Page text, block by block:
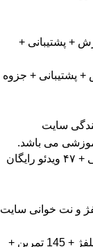
- ۴۹ ساعت آموزش + پشتیبانی + جزوه
آموزش خوانندگی و آواز؛ ۳۱ ساعت دوره تخصصی + ۴۷ ویدئو رایگان
آموزش سلفژ از 0 تا 100 - (13 ساعت اموزش سلفژ + 145 تمرین +